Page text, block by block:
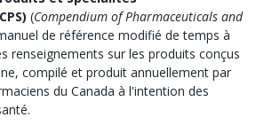
(Compendium of Pharmaceuticals and
de référence modifié de temps à
renseignements sur les produits conçus
compilé et produit annuellement par
du Canada à l'intention des